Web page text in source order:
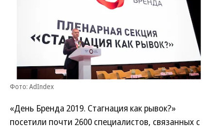
Фото: AdIndex
«День Бренда 2019. Стагнация как рывок?»
посетили почти 2600 специалистов, связанных с